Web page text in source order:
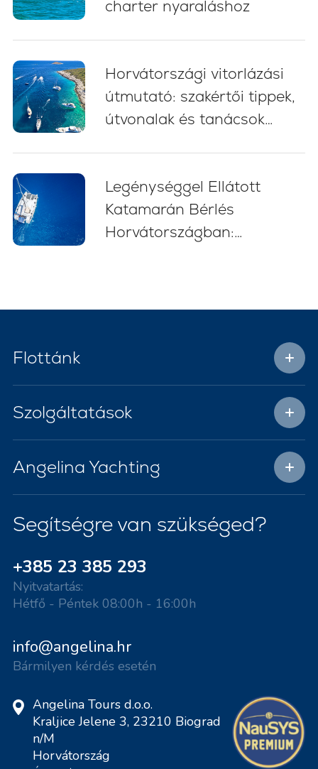
charter nyaraláshoz
Horvátországi vitorlázási
útmutató: szakértői tippek,
útvonalak és tanácsok
Legénységgel Ellátott
Katamarán Bérlés
Horvátországban:
Flottánk
Szolgáltatások
Angelina Yachting
Segítségre van szükséged?
+385 23 385 293
Nyitvatartás:
Hétfő - Péntek 08:00h - 16:00h
info@angelina.hr
Bármilyen kérdés esetén
Angelina Tours d.o.o.
Kraljice Jelene 3, 23210 Biograd
n/M
Horvátország